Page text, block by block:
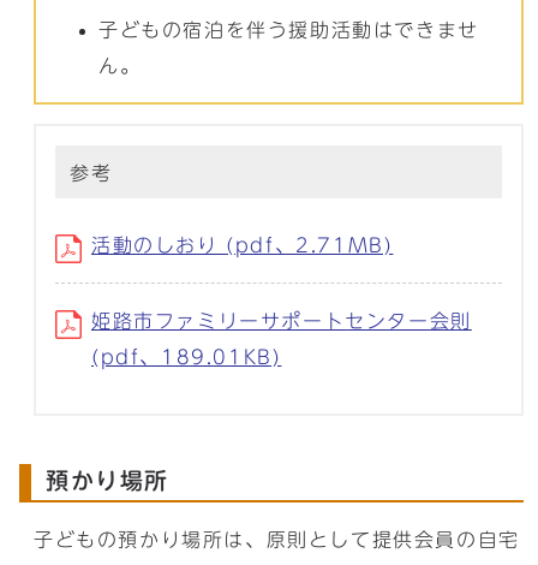
子どもの宿泊を伴う援助活動はできませ
ん。
参考
活動のしおり (pdf、2.71MB)
姫路市ファミリーサポートセンター会則
(pdf、189.01KB)
預かり場所
子どもの預かり場所は、原則として提供会員の自宅